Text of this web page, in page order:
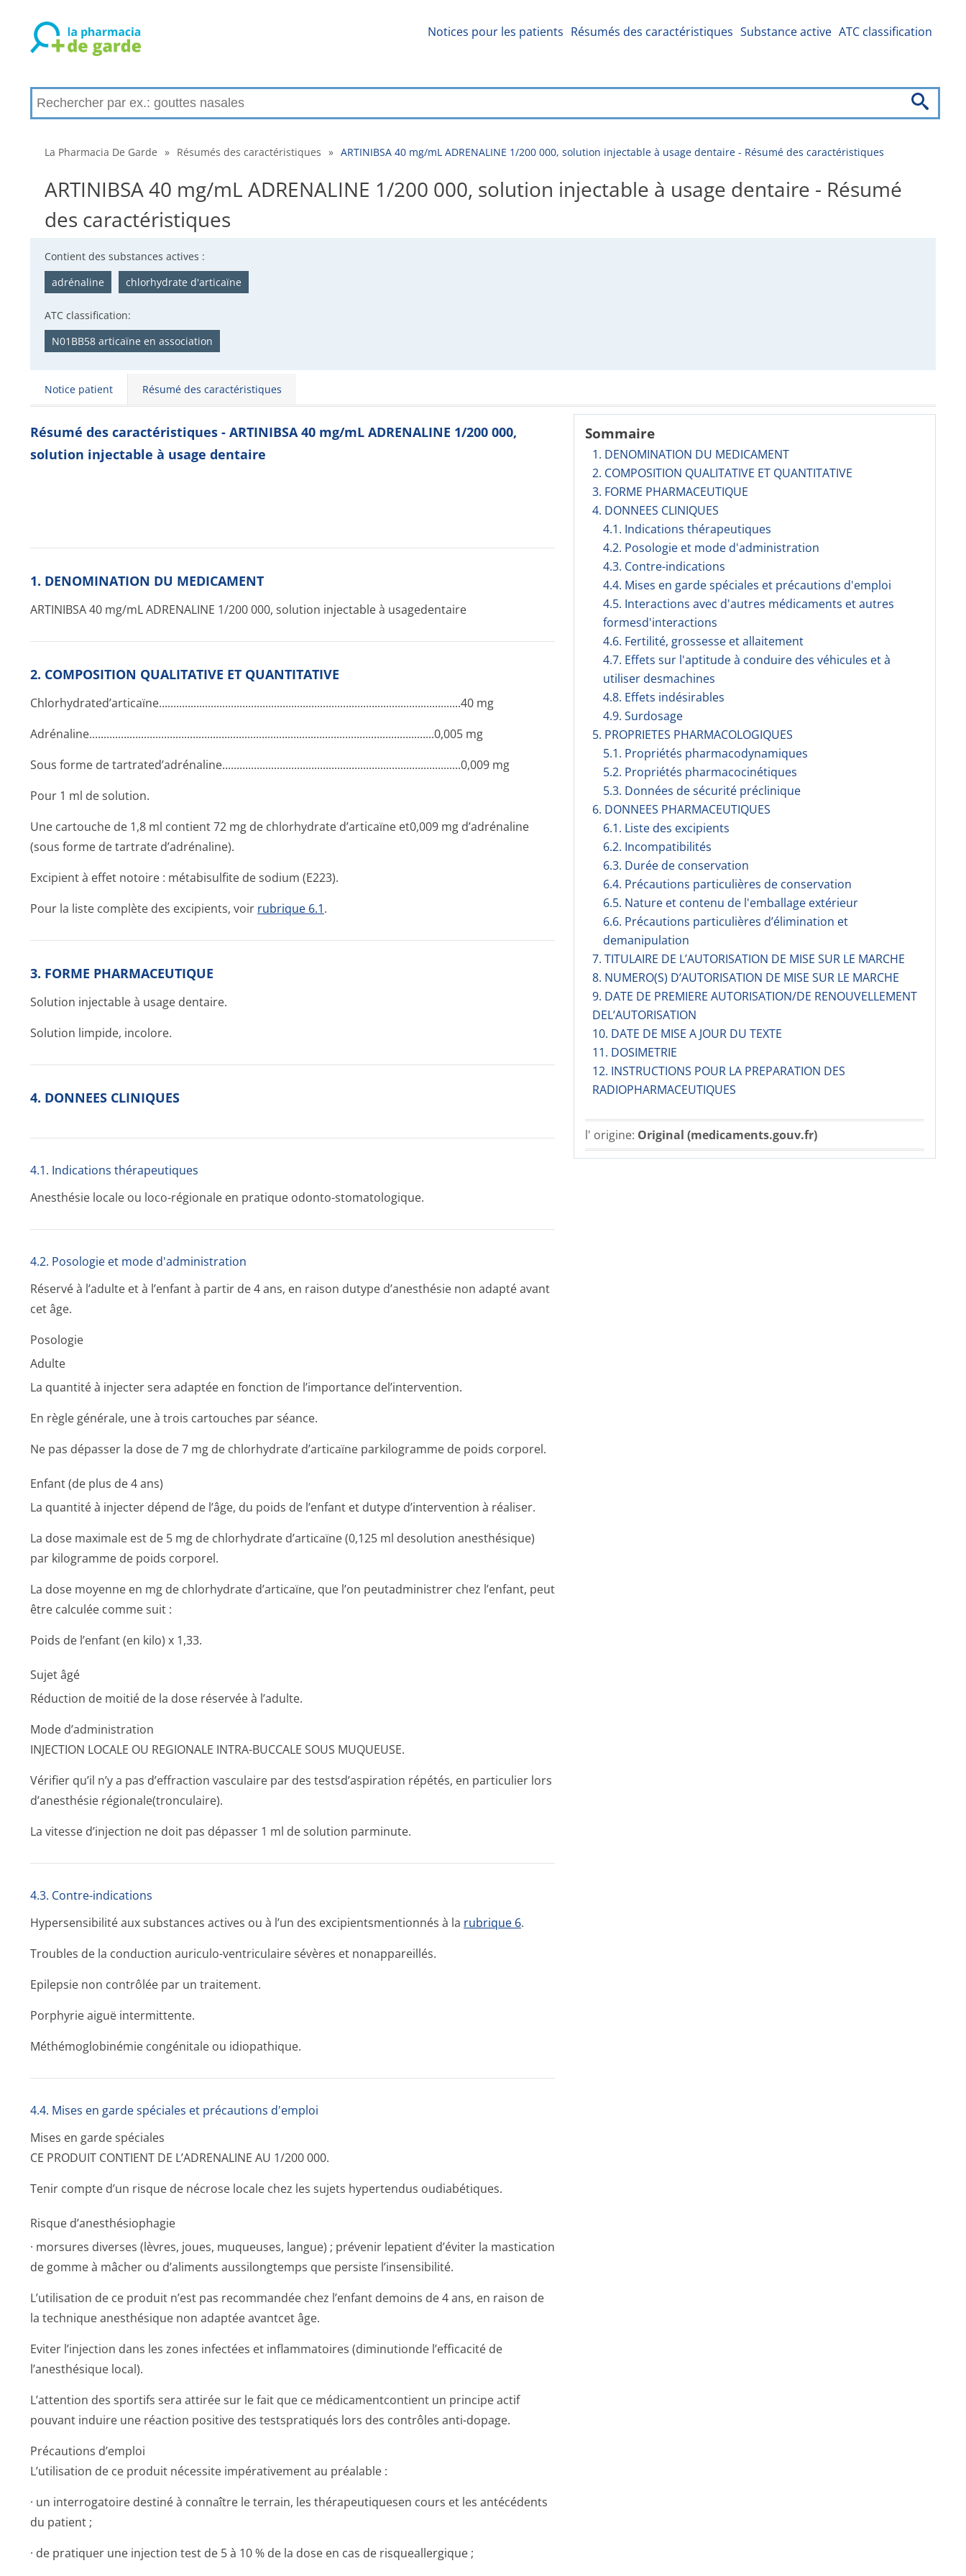
Notices pour les patients Résumés des caractéristiques Substance active ATC classification
La Pharmacia De Garde » Résumés des caractéristiques » ARTINIBSA 40 mg/mL ADRENALINE 1/200 000, solution injectable à usage dentaire - Résumé des caractéristiques
ARTINIBSA 40 mg/mL ADRENALINE 1/200 000, solution injectable à usage dentaire - Résumé
des caractéristiques
Contient des substances actives :
adrénaline
chlorhydrate d'articaïne
ATC classification:
N01BB58 articaïne en association
Notice patient Résumé des caractéristiques
Sommaire
1. DENOMINATION DU MEDICAMENT
2. COMPOSITION QUALITATIVE ET QUANTITATIVE
3. FORME PHARMACEUTIQUE
4. DONNEES CLINIQUES
4.1. Indications thérapeutiques
4.2. Posologie et mode d'administration
4.3. Contre-indications
4.4. Mises en garde spéciales et précautions d'emploi
4.5. Interactions avec d'autres médicaments et autres
formesd'interactions
4.6. Fertilité, grossesse et allaitement
4.7. Effets sur l'aptitude à conduire des véhicules et à
utiliser desmachines
4.8. Effets indésirables
4.9. Surdosage
5. PROPRIETES PHARMACOLOGIQUES
5.1. Propriétés pharmacodynami­ques
5.2. Propriétés pharmacocinéti­ques
5.3. Données de sécurité préclinique
6. DONNEES PHARMACEUTIQUES
6.1. Liste des excipients
6.2. Incompati­bilités
6.3. Durée de conservation
6.4. Précautions particulières de conservation
6.5. Nature et contenu de l'emballage extérieur
6.6. Précautions particulières d’élimination et
demanipulation
7. TITULAIRE DE L’AUTORISATION DE MISE SUR LE MARCHE
8. NUMERO(S) D’AUTORISATION DE MISE SUR LE MARCHE
9. DATE DE PREMIERE AUTORISATION/DE RENOUVELLEMENT
DEL’AUTORISATION
10. DATE DE MISE A JOUR DU TEXTE
11. DOSIMETRIE
12. INSTRUCTIONS POUR LA PREPARATION DES
RADIOPHARMACE­UTIQUES
l' origine: Original (medicaments.gouv.fr)
Résumé des caractéristiques - ARTINIBSA 40 mg/mL ADRENALINE 1/200 000,
solution injectable à usage dentaire
1. DENOMINATION DU MEDICAMENT
ARTINIBSA 40 mg/mL ADRENALINE 1/200 000, solution injectable à usagedentaire
2. COMPOSITION QUALITATIVE ET QUANTITATIVE
Chlorhydrated’ar­ticaïne......­.............­.............­.............­.............­.............­.............­.............­........40 mg
Adrénaline...­.............­.............­.............­.............­.............­.............­.............­.............­.............0,005 mg
Sous forme de tartrated’adré­naline.......­.............­.............­.............­.............­.............­...........0,009 mg
Pour 1 ml de solution.
Une cartouche de 1,8 ml contient 72 mg de chlorhydrate d’articaïne et0,009 mg d’adrénaline
(sous forme de tartrate d’adrénaline).
Excipient à effet notoire : métabisulfite de sodium (E223).
Pour la liste complète des excipients, voir rubrique 6.1.
3. FORME PHARMACEUTIQUE
Solution injectable à usage dentaire.
Solution limpide, incolore.
4. DONNEES CLINIQUES
4.1. Indications thérapeutiques
Anesthésie locale ou loco-régionale en pratique odonto-stomatologique.
4.2. Posologie et mode d'administration
Réservé à l’adulte et à l’enfant à partir de 4 ans, en raison dutype d’anesthésie non adapté avant
cet âge.
Posologie
Adulte
La quantité à injecter sera adaptée en fonction de l’importance del’intervention.
En règle générale, une à trois cartouches par séance.
Ne pas dépasser la dose de 7 mg de chlorhydrate d’articaïne parkilogramme de poids corporel.
Enfant (de plus de 4 ans)
La quantité à injecter dépend de l’âge, du poids de l’enfant et dutype d’intervention à réaliser.
La dose maximale est de 5 mg de chlorhydrate d’articaïne (0,125 ml desolution anesthésique)
par kilogramme de poids corporel.
La dose moyenne en mg de chlorhydrate d’articaïne, que l’on peutadministrer chez l’enfant, peut
être calculée comme suit :
Poids de l’enfant (en kilo) x 1,33.
Sujet âgé
Réduction de moitié de la dose réservée à l’adulte.
Mode d’administration
INJECTION LOCALE OU REGIONALE INTRA-BUCCALE SOUS MUQUEUSE.
Vérifier qu’il n’y a pas d’effraction vasculaire par des testsd’aspiration répétés, en particulier lors
d’anesthésie régionale(tron­culaire).
La vitesse d’injection ne doit pas dépasser 1 ml de solution parminute.
4.3. Contre-indications
Hypersensibilité aux substances actives ou à l’un des excipientsmen­tionnés à la rubrique 6.
Troubles de la conduction auriculo-ventriculaire sévères et nonappareillés.
Epilepsie non contrôlée par un traitement.
Porphyrie aiguë intermittente.
Méthémoglobinémie congénitale ou idiopathique.
4.4. Mises en garde spéciales et précautions d'emploi
Mises en garde spéciales
CE PRODUIT CONTIENT DE L’ADRENALINE AU 1/200 000.
Tenir compte d’un risque de nécrose locale chez les sujets hypertendus oudiabétiques.
Risque d’anesthésiophagie
· morsures diverses (lèvres, joues, muqueuses, langue) ; prévenir lepatient d’éviter la mastication
de gomme à mâcher ou d’aliments aussilongtemps que persiste l’insensibilité.
L’utilisation de ce produit n’est pas recommandée chez l’enfant demoins de 4 ans, en raison de
la technique anesthésique non adaptée avantcet âge.
Eviter l’injection dans les zones infectées et inflammatoires (diminutionde l’efficacité de
l’anesthésique local).
L’attention des sportifs sera attirée sur le fait que ce médicamentcontient un principe actif
pouvant induire une réaction positive des testspratiqués lors des contrôles anti-dopage.
Précautions d’emploi
L’utilisation de ce produit nécessite impérativement au préalable :
· un interrogatoire destiné à connaître le terrain, les thérapeutiquesen cours et les antécédents
du patient ;
· de pratiquer une injection test de 5 à 10 % de la dose en cas de risqueallergique ;